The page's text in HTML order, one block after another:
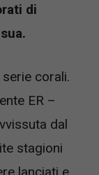
di
corali.
ER –
dal
stagioni